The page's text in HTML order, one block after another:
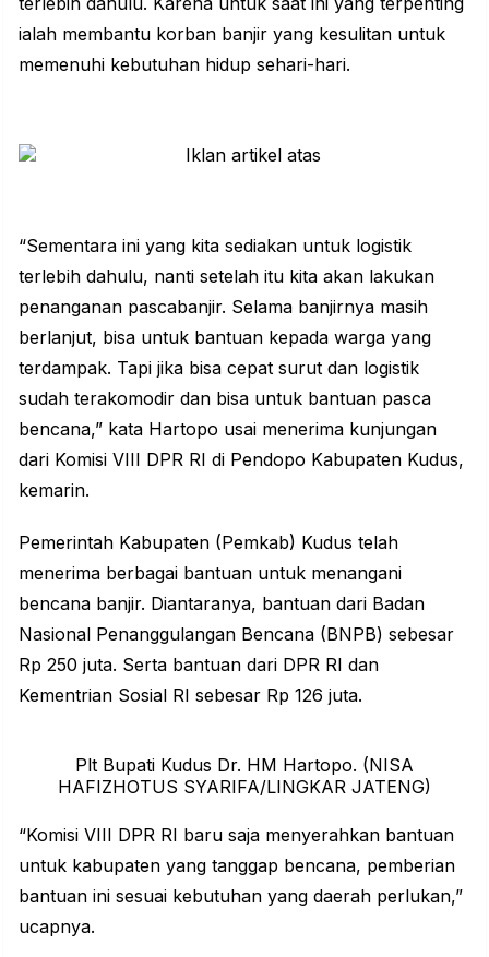
ialah membantu korban banjir yang kesulitan untuk
memenuhi kebutuhan hidup sehari-hari.
“Sementara ini yang kita sediakan untuk logistik
terlebih dahulu, nanti setelah itu kita akan lakukan
penanganan pascabanjir. Selama banjirnya masih
berlanjut, bisa untuk bantuan kepada warga yang
terdampak. Tapi jika bisa cepat surut dan logistik
sudah terakomodir dan bisa untuk bantuan pasca
bencana,” kata Hartopo usai menerima kunjungan
dari Komisi VIII DPR RI di Pendopo Kabupaten Kudus,
kemarin.
Pemerintah Kabupaten (Pemkab) Kudus telah
menerima berbagai bantuan untuk menangani
bencana banjir. Diantaranya, bantuan dari Badan
Nasional Penanggulangan Bencana (BNPB) sebesar
Rp 250 juta. Serta bantuan dari DPR RI dan
Kementrian Sosial RI sebesar Rp 126 juta.
Plt Bupati Kudus Dr. HM Hartopo. (NISA
HAFIZHOTUS SYARIFA/LINGKAR JATENG)
“Komisi VIII DPR RI baru saja menyerahkan bantuan
untuk kabupaten yang tanggap bencana, pemberian
bantuan ini sesuai kebutuhan yang daerah perlukan,”
ucapnya.